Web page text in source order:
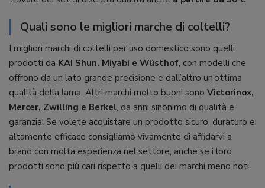
Quali sono le migliori marche di coltelli?
I migliori marchi di coltelli per uso domestico sono quelli
prodotti da KAI Shun. Miyabi e Wüsthof, con modelli che
offrono da un lato grande precisione e dall’altro un’ottima
qualità della lama. Altri marchi molto buoni sono Victorinox,
Mercer, Zwilling e Berkel, da anni sinonimo di qualità e
garanzia. Se volete acquistare un prodotto sicuro, duraturo e
altamente efficace consigliamo vivamente di affidarvi a
brand con molta esperienza nel settore, anche se i loro
prodotti sono più cari rispetto a quelli dei marchi meno noti.